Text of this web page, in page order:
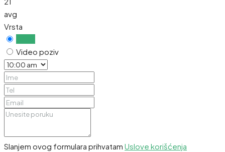
avg
Vrsta
Video poziv
Slanjem ovog formulara prihvatam Uslove korišćenja